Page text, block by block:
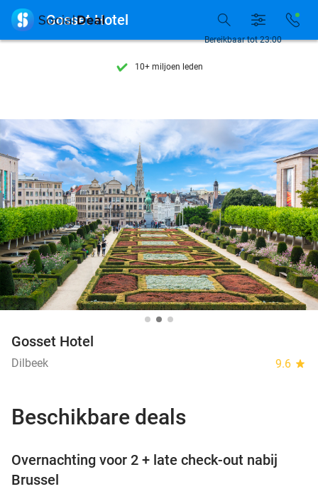
7 dagen per week beschikbaar
10+ miljoen leden
7 dagen per week beschikbaar
10+ miljoen leden
Bereikbaar tot 23:00
 Gosset Hotel
Gosset Hotel
Dilbeek 9.6 star
Beschikbare deals
Overnachting voor 2 + late check-out nabij
Brussel